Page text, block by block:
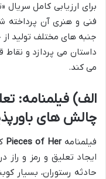
برای ارزیابی کامل
فنی و هنری آن
جنبه های مختلف تولید از
داستان می پردازد و
می کند.
الف) فیلمنامه:
چالش های
فیلمنامهPieces of Her
ایجاد تعلیق و رمز و راز
حادثه رستوران، بسیار